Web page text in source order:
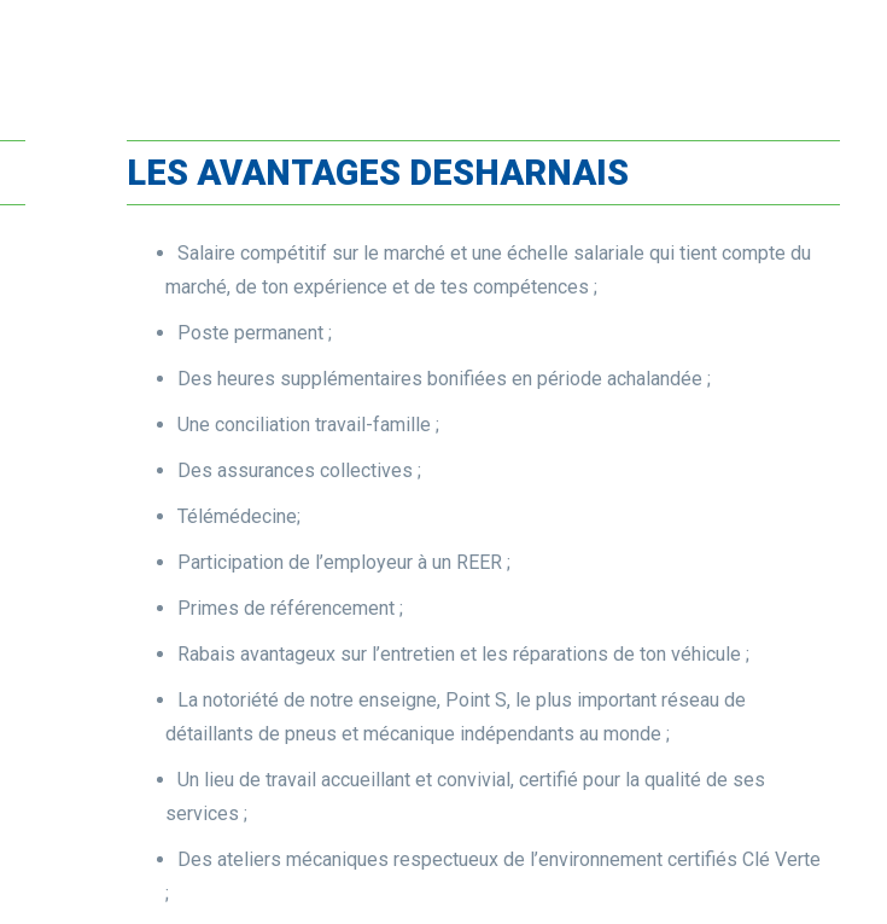
LES AVANTAGES DESHARNAIS
Salaire compétitif sur le marché et une échelle salariale qui tient compte du
marché, de ton expérience et de tes compétences ;
Poste permanent ;
Des heures supplémentaires bonifiées en période achalandée ;
Une conciliation travail-famille ;
Des assurances collectives ;
Télémédecine;
Participation de l’employeur à un REER ;
Primes de référencement ;
Rabais avantageux sur l’entretien et les réparations de ton véhicule ;
La notoriété de notre enseigne, Point S, le plus important réseau de
détaillants de pneus et mécanique indépendants au monde ;
Un lieu de travail accueillant et convivial, certifié pour la qualité de ses
services ;
Des ateliers mécaniques respectueux de l’environnement certifiés Clé Verte
;